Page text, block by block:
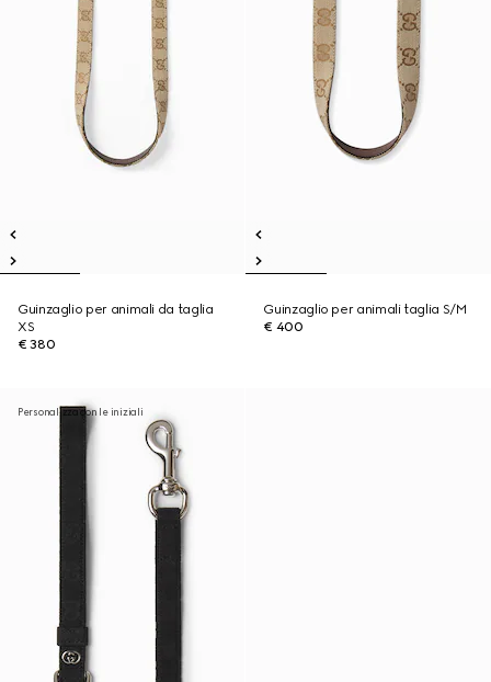
Guinzaglio per animali da taglia
XS
€ 380
Guinzaglio per animali taglia S/M
€ 400
Personalizza con le iniziali